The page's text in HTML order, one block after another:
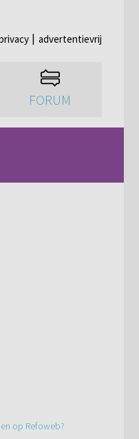
advertentievrij
FORUM
op Refoweb?